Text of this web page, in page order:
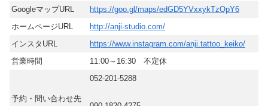
GoogleマップURL
https://goo.gl/maps/edGD5YVxxykTzQpY6
ホームページURL
http://anji-studio.com/
インスタURL
https://www.instagram.com/anji.tattoo_keiko/
営業時間
11:00～16:30 不定休
予約・問い合わせ先
052-201-5288